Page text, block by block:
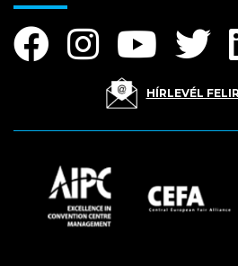
HÍRLEVÉL